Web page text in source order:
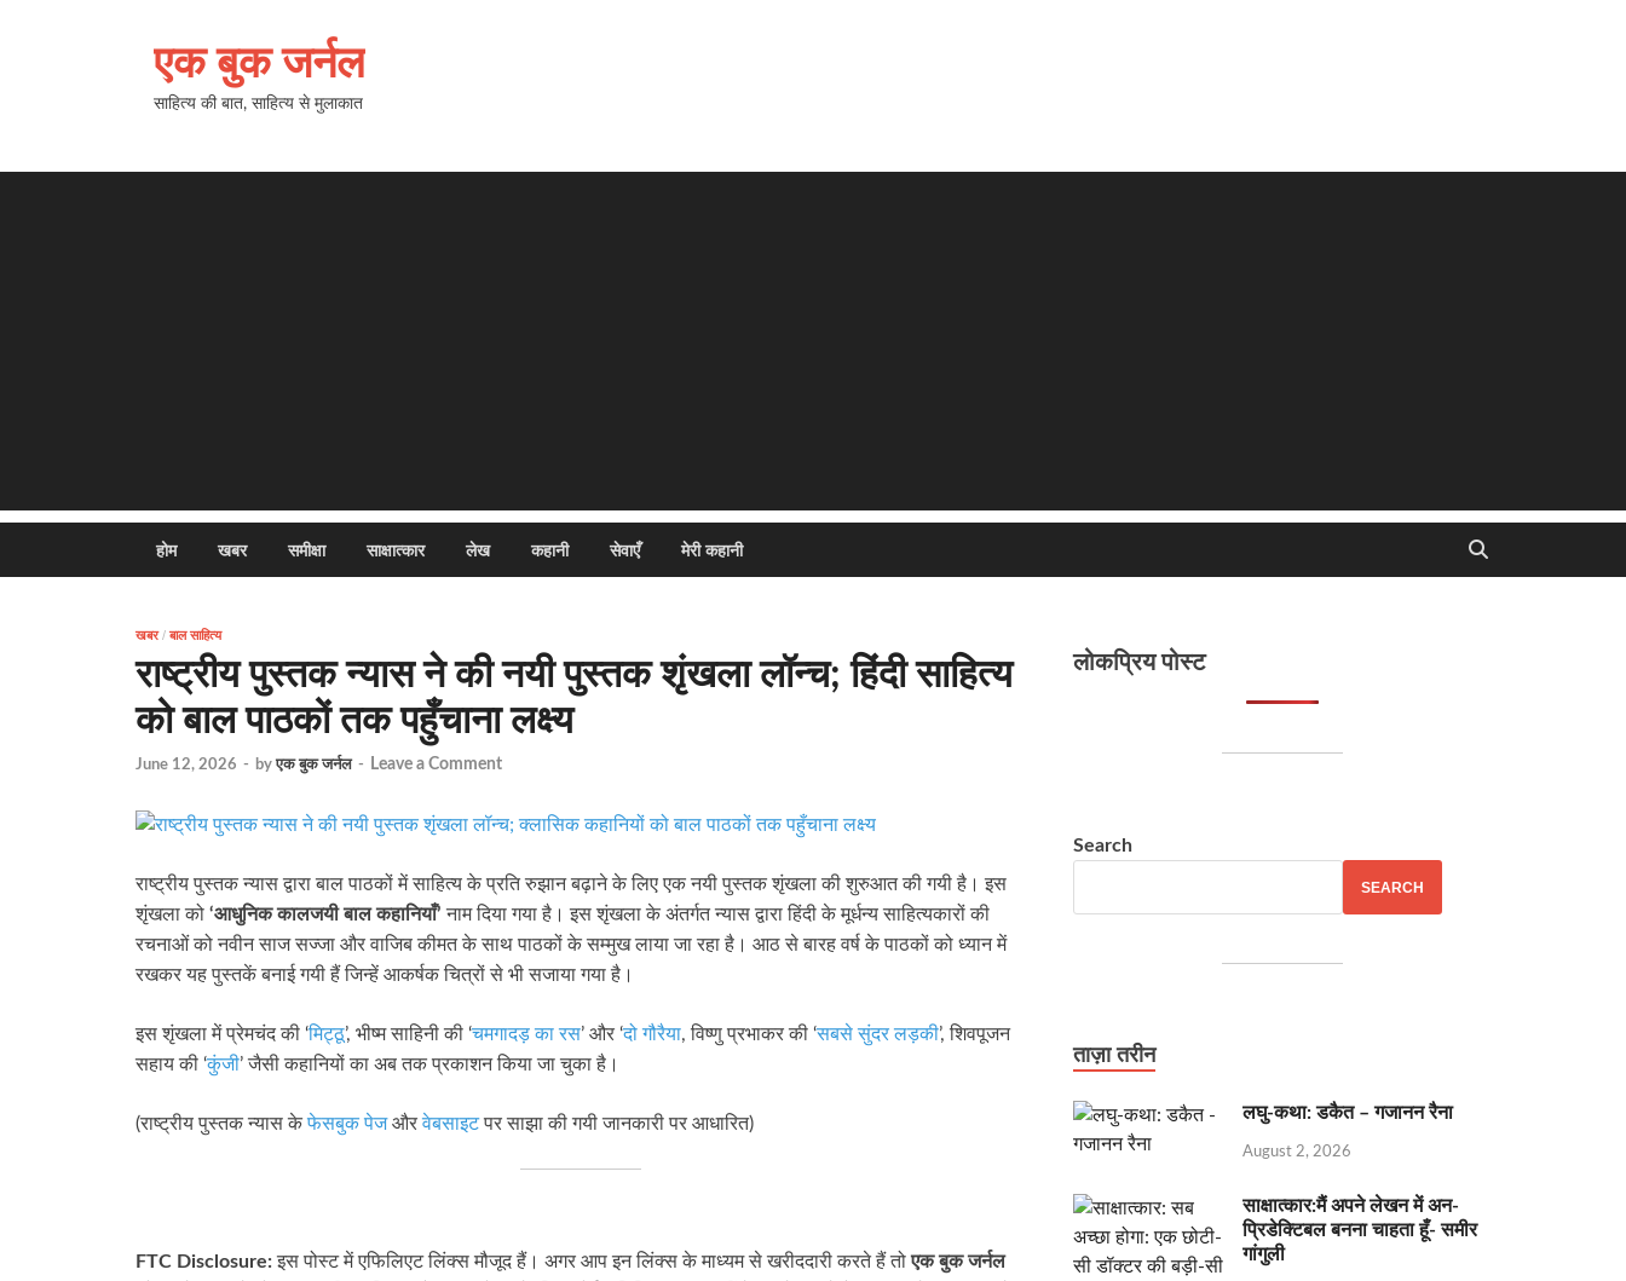
एक बुक जर्नल
साहित्य की बात, साहित्य से मुलाकात
होम खबर समीक्षा साक्षात्कार लेख कहानी सेवाएँ मेरी कहानी
खबर/ बाल साहित्य
राष्ट्रीय पुस्तक न्यास ने की नयी पुस्तक शृंखला लॉन्च; हिंदी साहित्य
को बाल पाठकों तक पहुँचाना लक्ष्य
June 12, 2026 - by एक बुक जर्नल - Leave a Comment
राष्ट्रीय पुस्तक न्यास द्वारा बाल पाठकों में साहित्य के प्रति रुझान बढ़ाने के लिए एक नयी पुस्तक शृंखला की शुरुआत की गयी है। इस
शृंखला को ‘आधुनिक कालजयी बाल कहानियाँ’ नाम दिया गया है। इस शृंखला के अंतर्गत न्यास द्वारा हिंदी के मूर्धन्य साहित्यकारों की
रचनाओं को नवीन साज सज्जा और वाजिब कीमत के साथ पाठकों के सम्मुख लाया जा रहा है। आठ से बारह वर्ष के पाठकों को ध्यान में
रखकर यह पुस्तकें बनाई गयी हैं जिन्हें आकर्षक चित्रों से भी सजाया गया है।
इस शृंखला में प्रेमचंद की ‘मिट्ठू’, भीष्म साहिनी की ‘चमगादड़ का रस’ और ‘दो गौरैया, विष्णु प्रभाकर की ‘सबसे सुंदर लड़की’, शिवपूजन
सहाय की ‘कुंजी’ जैसी कहानियों का अब तक प्रकाशन किया जा चुका है।
(राष्ट्रीय पुस्तक न्यास केफेसबुक पेजऔरवेबसाइटपर साझा की गयी जानकारी पर आधारित)
FTC Disclosure:इस पोस्ट में एफिलिएट लिंक्स मौजूद हैं। अगर आप इन लिंक्स के माध्यम से खरीददारी करते हैं तोएक बुक जर्नल
लोकप्रिय पोस्ट
Search
SEARCH
ताज़ा तरीन
लघु-कथा: डकैत – गजानन रैना
August 2, 2026
साक्षात्कार:मैं अपने लेखन में अन-
प्रिडेक्टिबल बनना चाहता हूँ- समीर
गांगुली